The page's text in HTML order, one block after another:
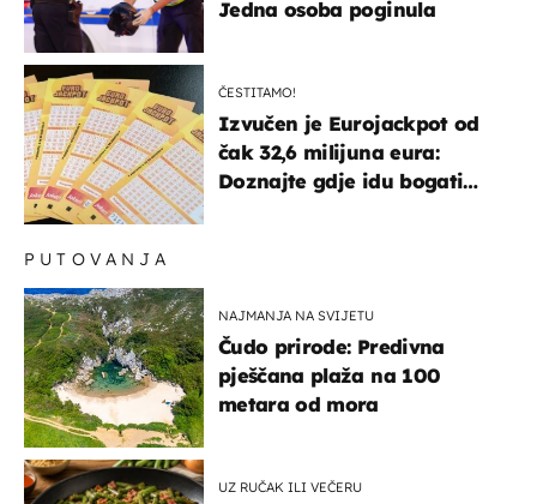
Jedna osoba poginula
ČESTITAMO!
Izvučen je Eurojackpot od
čak 32,6 milijuna eura:
Doznajte gdje idu bogati
PUTOVANJA
NAJMANJA NA SVIJETU
Čudo prirode: Predivna
pješčana plaža na 100
metara od mora
UZ RUČAK ILI VEČERU